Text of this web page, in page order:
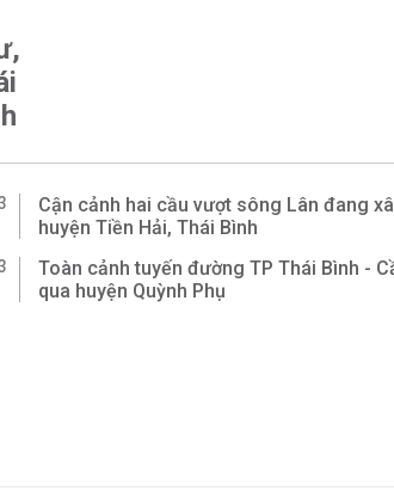
Cận cảnh hai cầu vượt sông Lân đang
huyện Tiền Hải, Thái Bình
Toàn cảnh tuyến đường TP Thái Bình -
qua huyện Quỳnh Phụ